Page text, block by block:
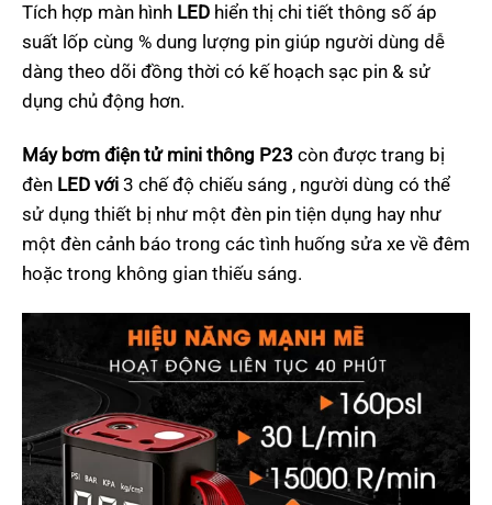
Tích hợp màn hình LED hiển thị chi tiết thông số áp
suất lốp cùng % dung lượng pin giúp người dùng dễ
dàng theo dõi đồng thời có kế hoạch sạc pin & sử
dụng chủ động hơn.
Máy bơm điện tử mini thông P23 còn được trang bị
đèn LED với 3 chế độ chiếu sáng , người dùng có thể
sử dụng thiết bị như một đèn pin tiện dụng hay như
một đèn cảnh báo trong các tình huống sửa xe về đêm
hoặc trong không gian thiếu sáng.